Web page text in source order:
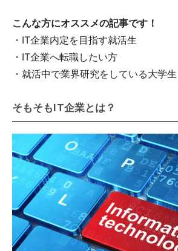
こんな方にオススメの記事です！
・IT企業内定を目指す就活生
・IT企業へ転職したい方
・就活中で業界研究をしている大学生
そもそもIT企業とは？